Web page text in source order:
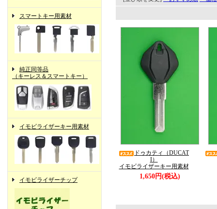
スマートキー用素材
純正同等品
（キーレス＆スマートキー）
イモビライザーキー用素材
イモビライザーチップ
ドゥカティ（DUCAT
I）
イモビライザーキー用素材
1,650円(税込)